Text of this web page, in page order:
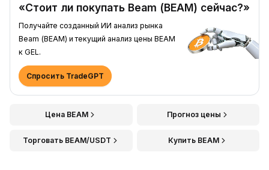
«Стоит ли покупать Beam (BEAM) сейчас?»
Получайте созданный ИИ анализ рынка
Beam (BEAM) и текущий анализ цены BEAM
к GEL.
Спросить TradeGPT
Цена BEAM Прогноз цены
Торговать BEAM/USDT Купить BEAM